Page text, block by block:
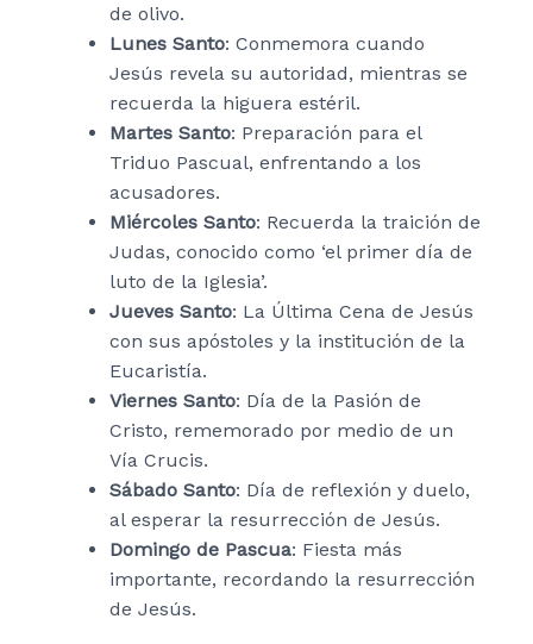
de olivo.
Lunes Santo: Conmemora cuando
Jesús revela su autoridad, mientras se
recuerda la higuera estéril.
Martes Santo: Preparación para el
Triduo Pascual, enfrentando a los
acusadores.
Miércoles Santo: Recuerda la traición de
Judas, conocido como ‘el primer día de
luto de la Iglesia’.
Jueves Santo: La Última Cena de Jesús
con sus apóstoles y la institución de la
Eucaristía.
Viernes Santo: Día de la Pasión de
Cristo, rememorado por medio de un
Vía Crucis.
Sábado Santo: Día de reflexión y duelo,
al esperar la resurrección de Jesús.
Domingo de Pascua: Fiesta más
importante, recordando la resurrección
de Jesús.